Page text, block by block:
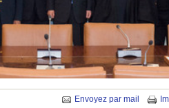
Envoyez par mail